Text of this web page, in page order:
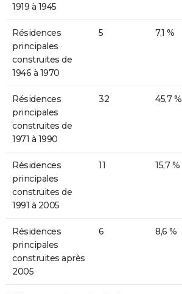
1919 à 1945
Résidences
principales
construites de
1946 à 1970
5 7,1 %
Résidences
principales
construites de
1971 à 1990
32 45,7 %
Résidences
principales
construites de
1991 à 2005
11 15,7 %
Résidences
principales
construites après
2005
6 8,6 %